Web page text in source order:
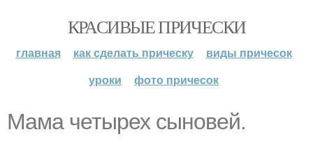
КРАСИВЫЕ ПРИЧЕСКИ
главная как сделать прическу
виды причесок
уроки
фото причесок
Мама четырех сыновей.